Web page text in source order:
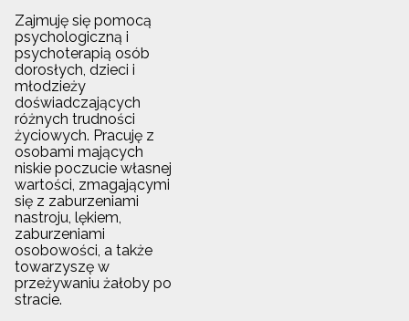
Zajmuję się pomocą
psychologiczną i
psychoterapią osób
dorosłych, dzieci i
młodzieży
doświadczających
różnych trudności
życiowych. Pracuję z
osobami mających
niskie poczucie własnej
wartości, zmagającymi
się z zaburzeniami
nastroju, lękiem,
zaburzeniami
osobowości, a także
towarzyszę w
przeżywaniu żałoby po
stracie.